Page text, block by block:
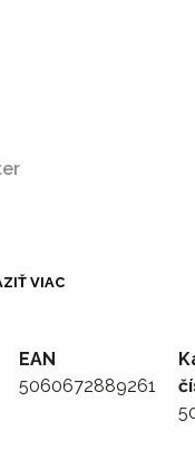
VIAC
EAN
5060672889261